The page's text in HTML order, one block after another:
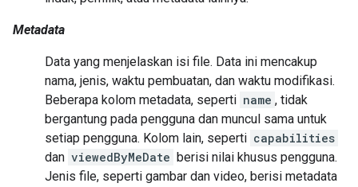
Metadata
Data yang menjelaskan isi file. Data ini mencakup
nama, jenis, waktu pembuatan, dan waktu modifikasi.
Beberapa kolom metadata, seperti name , tidak
bergantung pada pengguna dan muncul sama untuk
setiap pengguna. Kolom lain, seperti capabilities
dan viewedByMeDate berisi nilai khusus pengguna.
Jenis file, seperti gambar dan video, berisi metadata